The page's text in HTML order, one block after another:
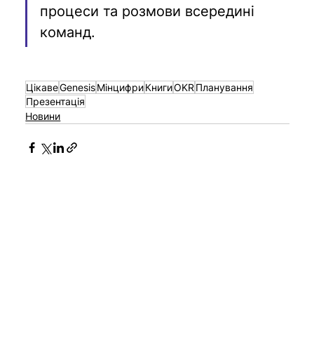
процеси та розмови всередині
команд.
ЦікавеGenesisМінцифриКнигиOKR Планування
Презентація
Новини